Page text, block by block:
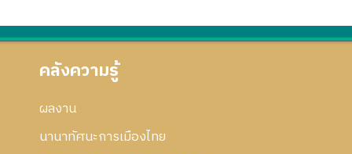
คลังความรู้
ผลงาน
นานาทัศนะการเมืองไทย